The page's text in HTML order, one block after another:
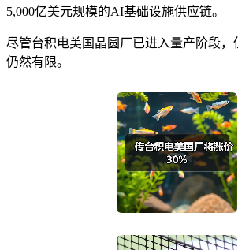
5,000亿美元规模的AI基础设施供应链。
尽管台积电美国晶圆厂已进入量产阶段，
仍然有限。